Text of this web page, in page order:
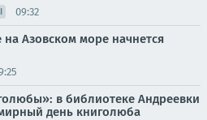
09:32
на Азовском море начнется
в библиотеке Андреевки
день книголюба